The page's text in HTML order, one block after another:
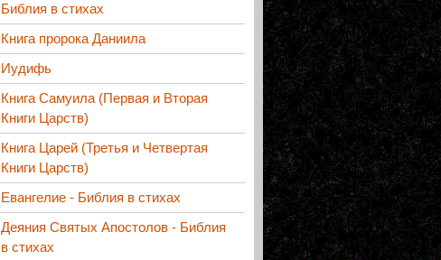
Библия в стихах
Книга пророка Даниила
Иудифь
Книга Самуила (Первая и Вторая
Книги Царств)
Книга Царей (Третья и Четвертая
Книги Царств)
Евангелие - Библия в стихах
Деяния Святых Апостолов - Библия
в стихах